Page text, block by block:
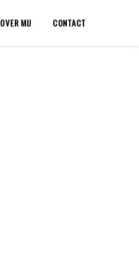
OVER MIJ CONTACT